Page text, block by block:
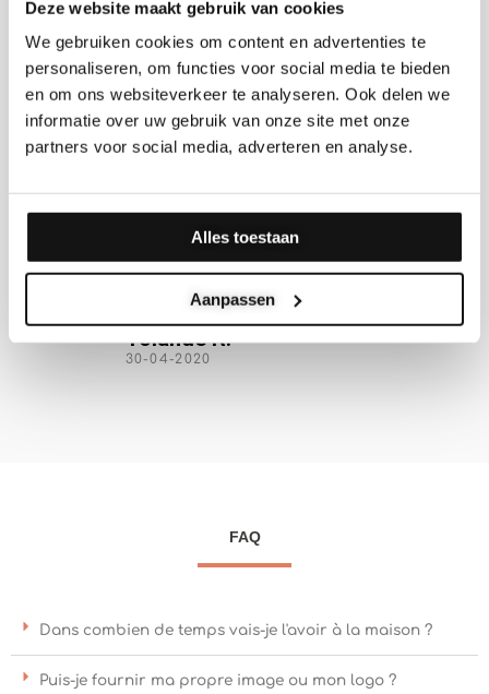
Deze website maakt gebruik van cookies
We gebruiken cookies om content en advertenties te
personaliseren, om functies voor social media te bieden
en om ons websiteverkeer te analyseren. Ook delen we
informatie over uw gebruik van onze site met onze
partners voor social media, adverteren en analyse.
Alles toestaan
Aanpassen
créatif de
est claire, la
   5
/
5
_
"Contact rapide, réponses
beau produit à un prix compétitif."
Simone L.
FAQ
Dans combien de temps vais-je l'avoir à la maison ?
Puis-je fournir ma propre image ou mon logo ?